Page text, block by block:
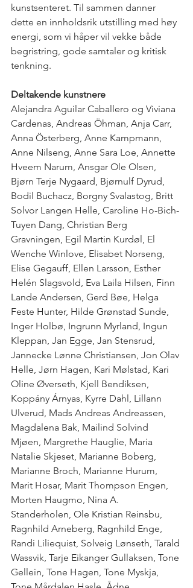
kunstsenteret. Til sammen danner
dette en innholdsrik utstilling med høy
energi, som vi håper vil vekke både
begristring, gode samtaler og kritisk
tenkning.
Deltakende kunstnere
Alejandra Aguilar Caballero og Viviana
Cardenas, Andreas Öhman, Anja Carr,
Anna Österberg, Anne Kampmann,
Anne Nilseng, Anne Sara Loe, Annette
Hveem Narum, Ansgar Ole Olsen,
Bjørn Terje Nygaard, Bjørnulf Dyrud,
Bodil Buchacz, Borgny Svalastog, Britt
Solvor Langen Helle, Caroline Ho-Bich-
Tuyen Dang, Christian Berg
Gravningen, Egil Martin Kurdøl, El
Wenche Winlove, Elisabet Norseng,
Elise Gegauff, Ellen Larsson, Esther
Helén Slagsvold, Eva Laila Hilsen, Finn
Lande Andersen, Gerd Bøe, Helga
Feste Hunter, Hilde Grønstad Sunde,
Inger Holbø, Ingrunn Myrland, Ingun
Kleppan, Jan Egge, Jan Stensrud,
Jannecke Lønne Christiansen, Jon Olav
Helle, Jørn Hagen, Kari Mølstad, Kari
Oline Øverseth, Kjell Bendiksen,
Koppány Árnyas, Kyrre Dahl, Lillann
Ulverud, Mads Andreas Andreassen,
Magdalena Bak, Mailind Solvind
Mjøen, Margrethe Hauglie, Maria
Natalie Skjeset, Marianne Boberg,
Marianne Broch, Marianne Hurum,
Marit Hosar, Marit Thompson Engen,
Morten Haugmo, Nina A.
Standerholen, Ole Kristian Reinsbu,
Ragnhild Arneberg, Ragnhild Enge,
Randi Liliequist, Solveig Lønseth, Tarald
Wassvik, Tarje Eikanger Gullaksen, Tone
Gellein, Tone Hagen, Tone Myskja,